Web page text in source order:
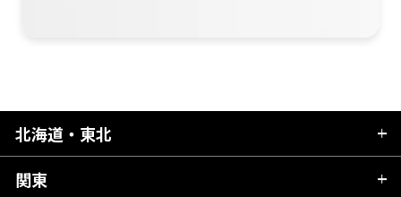
北海道・東北
北海道
関東